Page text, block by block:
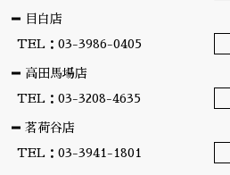
目白店
TEL：03-3986-0405
高田馬場店
TEL：03-3208-4635
茗荷谷店
TEL：03-3941-1801